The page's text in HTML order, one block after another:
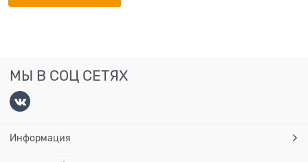
МЫ В СОЦ СЕТЯХ
Информация